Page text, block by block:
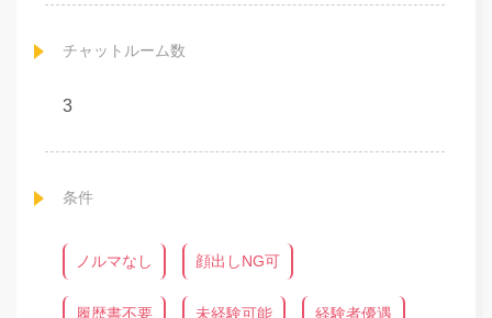
チャットルーム数
3
条件
ノルマなし 顔出しNG可
履歴書不要 未経験可能 経験者優遇